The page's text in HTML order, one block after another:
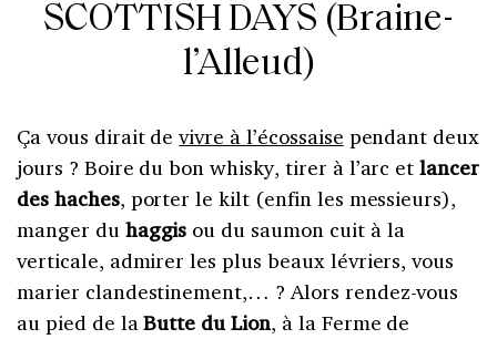
SCOTTISH DAYS (Braine-
l’Alleud)
Ça vous dirait devivre à l’écossaise pendant deux
jours ? Boire du bon whisky, tirer à l’arc etlancer
des haches, porter le kilt (enfin les messieurs),
manger du haggis ou du saumon cuit à la
verticale, admirer les plus beaux lévriers, vous
marier clandestinement,… ? Alors rendez-vous
au pied de laButte du Lion, à la Ferme de